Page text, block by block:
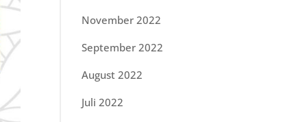
November 2022
September 2022
August 2022
Juli 2022